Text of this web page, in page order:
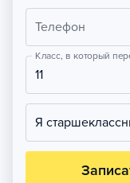
Телефон
Класс, в который
11
Я